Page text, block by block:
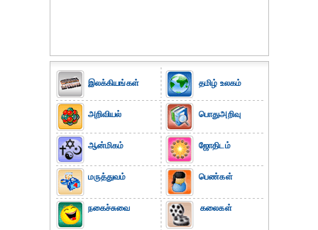
இலக்கியங்கள்
அறிவியல்
ஆன்மிகம்
மருத்துவம்
நகைச்சுவை
தமிழ் உலகம்
பொதுஅறிவு
ஜோதிடம்
பெண்கள்
கலைகள்